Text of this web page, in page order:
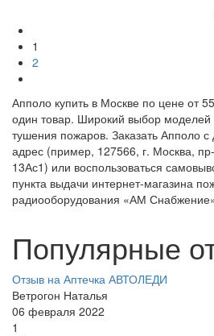
1
2
Апполо купить в Москве по цене от
один товар. Широкий выбор моделей
тушения пожаров. Заказать Апполо
адрес (пример, 127566, г. Москва,
13Ас1) или воспользоваться
пункта выдачи интернет-магазина
радиооборудования «АМ
Популярные
Отзыв на Аптечка АВТОЛЕДИ
Ветрогон Наталья
06 февраля 2022
1